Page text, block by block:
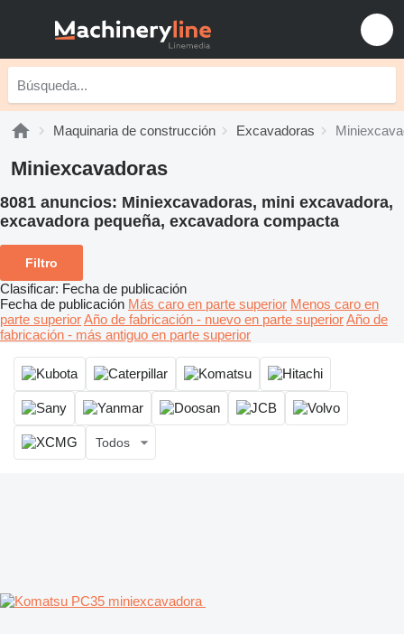
Maquinaria de construcción Excavadoras
Miniexcavadoras
8081 anuncios: Miniexcavadoras, mini excavadora,
excavadora pequeña, excavadora compacta
Filtro
Clasificar: Fecha de publicación
Fecha de publicación Más caro en parte superior Menos caro en
parte superiorAño de fabricación - nuevo en parte superiorAño de
fabricación - más antiguo en parte superior
Todos